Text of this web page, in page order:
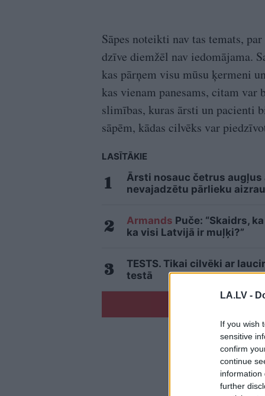
LA.LV -
If you wish
sensitive
confirm
continue
information
further
Sāpes noteikti nav tas temats,
dzīve diemžēl nav iedomājama.
kas pārņem visu mūsu ķermeni
kas vienam panesams, citam
slimības, kuras ārsti un pacienti
sāpēm, kādas cilvēks var
LASĪTĀKIE
Ārsti nosauc četrus augļus
nevajadzētu pārlieku
Armands Puče: “Skaidrs,
ka visi Latvijā ir muļķi?”
TESTS. Tikai cilvēki ar
testā